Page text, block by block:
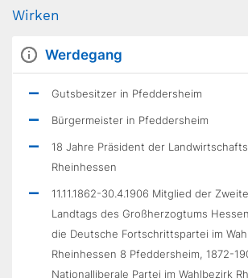
Wirken
Werdegang
Gutsbesitzer in Pfeddersheim
Bürgermeister in Pfeddersheim
18 Jahre Präsident der
Rheinhessen
11.11.1862-30.4.1906 Mitglied der
Landtags des Großherzogtums
die Deutsche Fortschrittspartei im
Rheinhessen 8 Pfeddersheim, 1872-
Nationalliberale Partei im Wahlbezirk